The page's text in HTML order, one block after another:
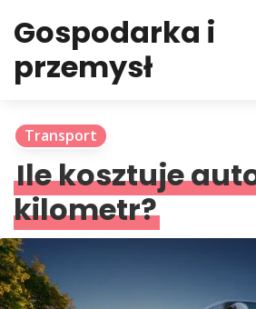
Gospodarka i
przemysł
Transport
Ile kosztuje
kilometr?